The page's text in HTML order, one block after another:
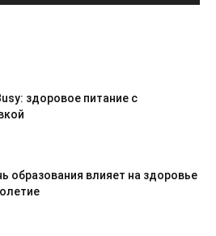
здоровое питание с
образования влияет на здоровье